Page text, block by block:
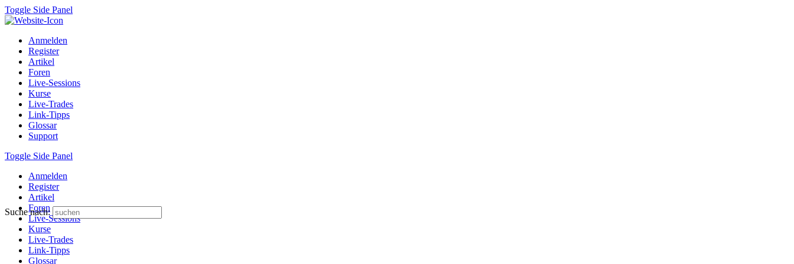
Toggle Side Panel
Anmelden
Register
Artikel
Foren
Live-Sessions
Kurse
Live-Trades
Link-Tipps
Glossar
Support
Toggle Side Panel
Anmelden
Register
Artikel
Foren
Live-Sessions
Kurse
Live-Trades
Link-Tipps
Glossar
Suche nach: